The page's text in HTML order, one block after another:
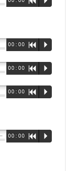
00:00 R P
00:00 R P
00:00 R P
00:00 R P